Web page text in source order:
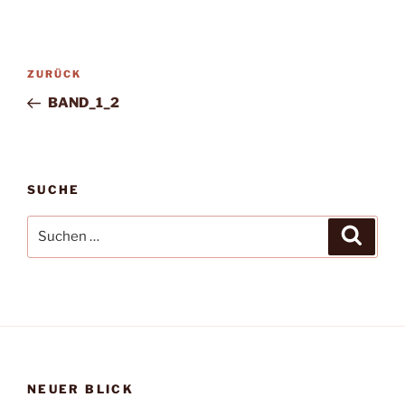
Beitragsnavigation
Vorheriger
Beitrag
ZURÜCK
BAND_1_2
SUCHE
nach:
NEUER BLICK